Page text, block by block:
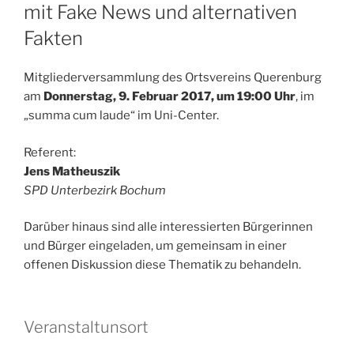
mit Fake News und alternativen
Fakten
Mitgliederversammlung des Ortsvereins Querenburg
am Donnerstag, 9. Februar 2017, um 19:00 Uhr, im
„summa cum laude“ im Uni-Center.
Referent:
Jens Matheuszik
SPD Unterbezirk Bochum
Darüber hinaus sind alle interessierten Bürgerinnen
und Bürger eingeladen, um gemeinsam in einer
offenen Diskussion diese Thematik zu behandeln.
Veranstaltunsort